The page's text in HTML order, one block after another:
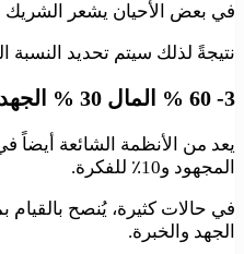
في بعض الأحيان يشعر الشريك
نتيجةً لذلك سيتم تحديد النسبة
3- 60 % المال 30 % الجهد 10 % الفكرة
المجهود و10٪ للفكرة.
الجهد والخبرة.